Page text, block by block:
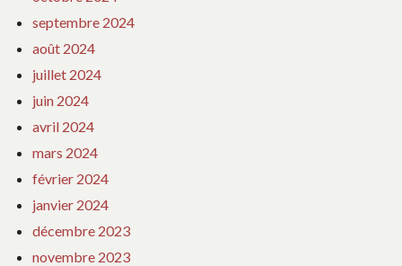
septembre 2024
août 2024
juillet 2024
juin 2024
avril 2024
mars 2024
février 2024
janvier 2024
décembre 2023
novembre 2023